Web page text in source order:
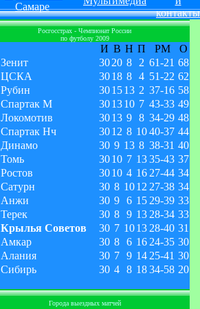
Самаре
контакты
Росгосстрах - Чемпионат России
по футболу 2009
И В Н П РМ
О
Зенит 3020 8 2 61-21 68
ЦСКА 3018 8 4 51-22 62
Рубин 301513 2 37-16 58
Спартак М 301310 7 43-33 49
Локомотив 3013 9 8 34-29 48
Спартак Нч 3012 8 1040-37 44
Динамо 30 9 13 8 38-31 40
Томь 3010 7 1335-43 37
Ростов 3010 4 16 27-44 34
Сатурн 30 8 1012 27-38 34
Анжи 30 9 6 15 29-39 33
Терек 30 8 9 13 28-34 33
Крылья Советов 30 7 1013 28-40 31
Амкар 30 8 6 16 24-35 30
Алания 30 7 9 14 25-41 30
Сибирь 30 4 8 1834-58 20
Города выездных матчей